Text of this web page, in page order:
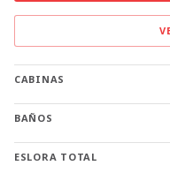
CABINAS
BAÑOS
ESLORA TOTAL